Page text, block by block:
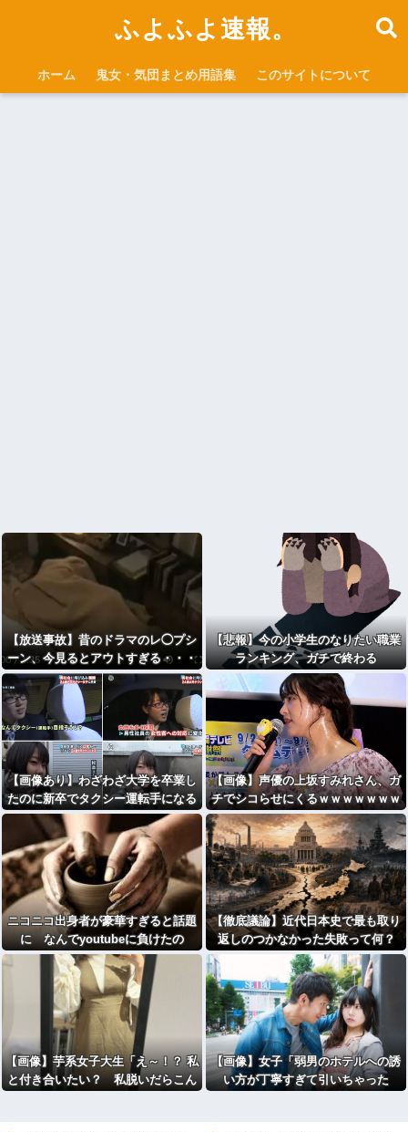
ふよふよ速報。
ホーム 鬼女・気団まとめ用語集 このサイトについて
【放送事故】昔のドラマのレ◯プシ
ーン、今見るとアウトすぎる・・・
【悲報】今の小学生のなりたい職業
ランキング、ガチで終わる
【画像あり】わざわざ大学を卒業し
たのに新卒でタクシー運転手になる
女性ってどう思う？
【画像】声優の上坂すみれさん、ガ
チでシコらせにくるｗｗｗｗｗｗｗ
ｗｗｗ
ニコニコ出身者が豪華すぎると話題
に なんでyoutubeに負けたの
か・・・
【徹底議論】近代日本史で最も取り
返しのつかなかった失敗って何？
【画像】芋系女子大生「え～！？ 私
と付き合いたい？ 私脱いだらこん
【画像】女子「弱男のホテルへの誘
い方が丁寧すぎて引いちゃった